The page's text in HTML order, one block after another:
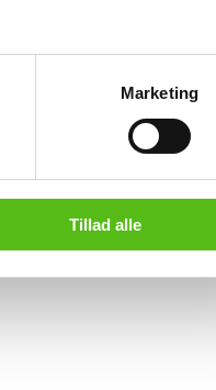
Marketing
Tillad alle